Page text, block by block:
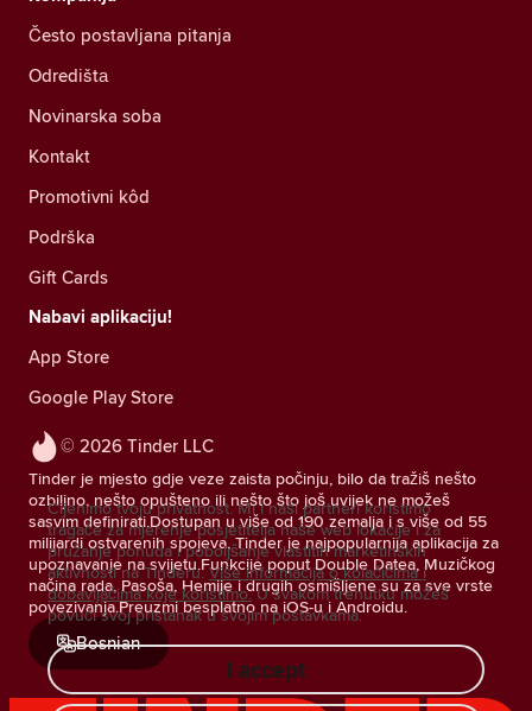
© 2026 Tinder LLC
Tinder je mjesto gdje veze zaista počinju, bilo da tražiš nešto
ozbiljno, nešto opušteno ili nešto što još uvijek ne možeš
sasvim definirati.Dostupan u više od 190 zemalja i s više od 55
milijardi ostvarenih spojeva, Tinder je najpopularnija aplikacija za
upoznavanje na svijetu.Funkcije poput Double Datea, Muzičkog
načina rada, Pasoša, Hemije i drugih osmišljene su za sve vrste
povezivanja.Preuzmi besplatno na iOS-u i Androidu.
Bosnian
Često postavljana pitanja
Odredištа
Novinarska soba
Kontakt
Promotivni kôd
Podrška
Gift Cards
Nabavi aplikaciju!
App Store
Google Play Store
Cijenimo tvoju privatnost. Mi i naši partneri koristimo
tragače za mjerenje posjetitelja naše web lokacije i za
pružanje ponuda i poboljšanje vlastitih marketinških
aktivnosti na Tinderu. Više informacija o kolačićima i
dobavljačima koje koristimo. U svakom trenutku možeš
povući svoj pristanak u svojim postavkama.
I accept